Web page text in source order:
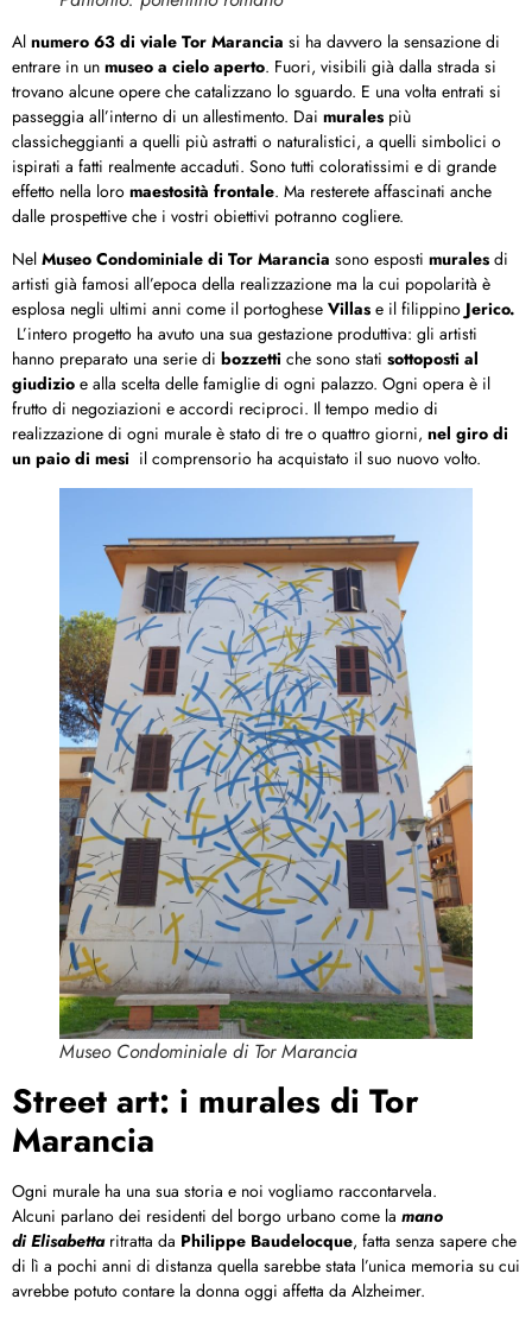
Al numero 63 di viale Tor Marancia si ha davvero la sensazione di
entrare in un museo a cielo aperto. Fuori, visibili già dalla strada si
trovano alcune opere che catalizzano lo sguardo. E una volta entrati si
passeggia all’interno di un allestimento. Dai murales più
classicheggianti a quelli più astratti o naturalistici, a quelli simbolici o
ispirati a fatti realmente accaduti. Sono tutti coloratissimi e di grande
effetto nella loro maestosità frontale. Ma resterete affascinati anche
dalle prospettive che i vostri obiettivi potranno cogliere.
Nel Museo Condominiale di Tor Marancia sono esposti murales di
artisti già famosi all’epoca della realizzazione ma la cui popolarità è
esplosa negli ultimi anni come il portoghese Villas e il filippino Jerico.
L’intero progetto ha avuto una sua gestazione produttiva: gli artisti
hanno preparato una serie di bozzetti che sono stati sottoposti al
giudizio e alla scelta delle famiglie di ogni palazzo. Ogni opera è il
frutto di negoziazioni e accordi reciproci. Il tempo medio di
realizzazione di ogni murale è stato di tre o quattro giorni, nel giro di
un paio di mesi il comprensorio ha acquistato il suo nuovo volto.
Museo Condominiale di Tor Marancia
Street art: i murales di Tor
Marancia
Ogni murale ha una sua storia e noi vogliamo raccontarvela.
Alcuni parlano dei residenti del borgo urbano come la mano
di Elisabettaritratta da Philippe Baudelocque, fatta senza sapere che
di lì a pochi anni di distanza quella sarebbe stata l’unica memoria su cui
avrebbe potuto contare la donna oggi affetta da Alzheimer.